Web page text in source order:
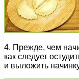
4. Прежде, чем
как следует
и выложить